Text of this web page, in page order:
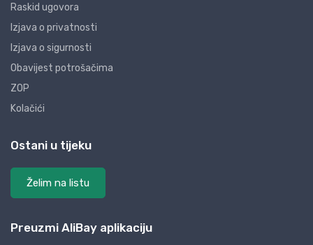
Raskid ugovora
Izjava o privatnosti
Izjava o sigurnosti
Obavijest potrošačima
ZOP
Kolačići
Ostani u tijeku
Želim na listu
Preuzmi AliBay aplikaciju